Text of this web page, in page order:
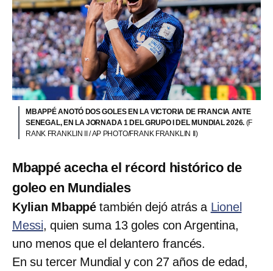
MBAPPÉ ANOTÓ DOS GOLES EN LA VICTORIA DE FRANCIA ANTE
SENEGAL, EN LA JORNADA 1 DEL GRUPO I DEL MUNDIAL 2026. (F
RANK FRANKLIN II / AP PHOTO/FRANK FRANKLIN II)
Mbappé acecha el récord histórico de
goleo en Mundiales
Kylian Mbappé también dejó atrás a Lionel
Messi, quien suma 13 goles con Argentina,
uno menos que el delantero francés.
En su tercer Mundial y con 27 años de edad,